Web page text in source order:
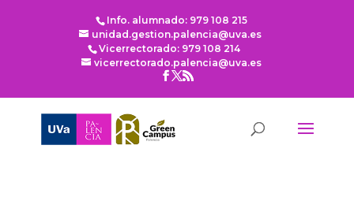
Info. alumnado: 979 108 215
unidad.gestion.palencia@uva.es
Vicerrectorado: 979 108 214
vicerrectorado.palencia@uva.es